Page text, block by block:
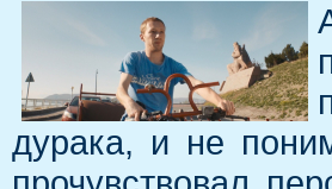
дурака, и не